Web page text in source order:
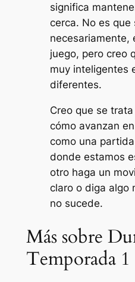
significa
cerca. No es que
necesariamente,
juego, pero creo
muy inteligentes
diferentes.
Creo que se
cómo avanzan
como una
donde estamos
otro haga un
claro o diga algo
no sucede.
Más sobre
Temporada 1